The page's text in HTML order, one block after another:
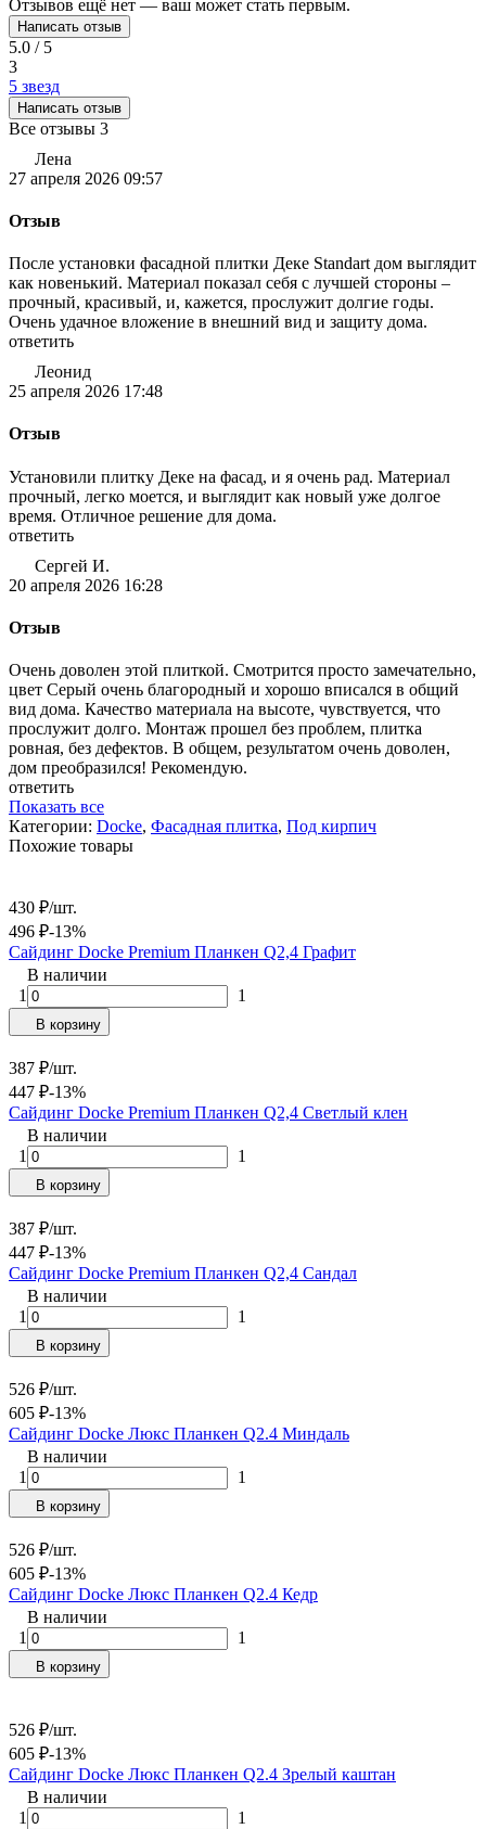
Отзывов ещё нет — ваш может стать первым.
Написать отзыв
5.0 / 5
3
5 звезд
Написать отзыв
Все отзывы 3
Лена
27 апреля 2026 09:57
Отзыв
После установки фасадной плитки Деке Standart дом выглядит
как новенький. Материал показал себя с лучшей стороны –
прочный, красивый, и, кажется, прослужит долгие годы.
Очень удачное вложение в внешний вид и защиту дома.
ответить
Леонид
25 апреля 2026 17:48
Отзыв
Установили плитку Деке на фасад, и я очень рад. Материал
прочный, легко моется, и выглядит как новый уже долгое
время. Отличное решение для дома.
ответить
Сергей И.
20 апреля 2026 16:28
Отзыв
Очень доволен этой плиткой. Смотрится просто замечательно,
цвет Серый очень благородный и хорошо вписался в общий
вид дома. Качество материала на высоте, чувствуется, что
прослужит долго. Монтаж прошел без проблем, плитка
ровная, без дефектов. В общем, результатом очень доволен,
дом преобразился! Рекомендую.
ответить
Показать все
Категории: Docke, Фасадная плитка, Под кирпич
Похожие товары
430 ₽/шт.
496 ₽-13%
Сайдинг Docke Premium Планкен Q2,4 Графит
В наличии
1
1
В корзину
387 ₽/шт.
447 ₽-13%
Сайдинг Docke Premium Планкен Q2,4 Светлый клен
В наличии
1
1
В корзину
387 ₽/шт.
447 ₽-13%
Сайдинг Docke Premium Планкен Q2,4 Сандал
В наличии
1
1
В корзину
526 ₽/шт.
605 ₽-13%
Сайдинг Docke Люкс Планкен Q2.4 Миндаль
В наличии
1
1
В корзину
526 ₽/шт.
605 ₽-13%
Сайдинг Docke Люкс Планкен Q2.4 Кедр
В наличии
1
1
В корзину
526 ₽/шт.
605 ₽-13%
Сайдинг Docke Люкс Планкен Q2.4 Зрелый каштан
В наличии
1
1